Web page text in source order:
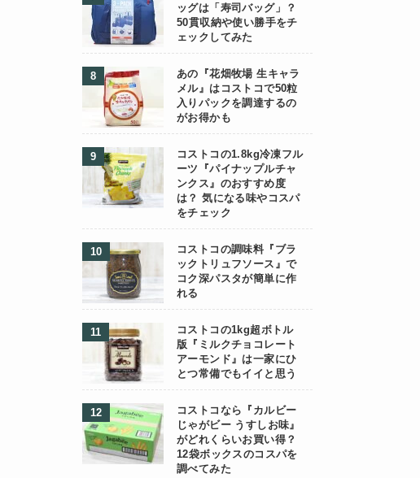
ッグは「寿司バッグ」？
50貫収納や使い勝手をチ
ェックしてみた
あの『花畑牧場 生キャラ
メル』はコストコで50粒
入りパックを調達するの
がお得かも
コストコの1.8kg冷凍フル
ーツ『パイナップルチャ
ンクス』のおすすめ度
は？ 気になる味やコスパ
をチェック
コストコの調味料『ブラ
ックトリュフソース』で
コク深パスタが簡単に作
れる
コストコの1kg超ボトル
版『ミルクチョコレート
アーモンド』は一家にひ
とつ常備でもイイと思う
コストコなら『カルビー
じゃがビー うすしお味』
がどれくらいお買い得？
12袋ボックスのコスパを
調べてみた